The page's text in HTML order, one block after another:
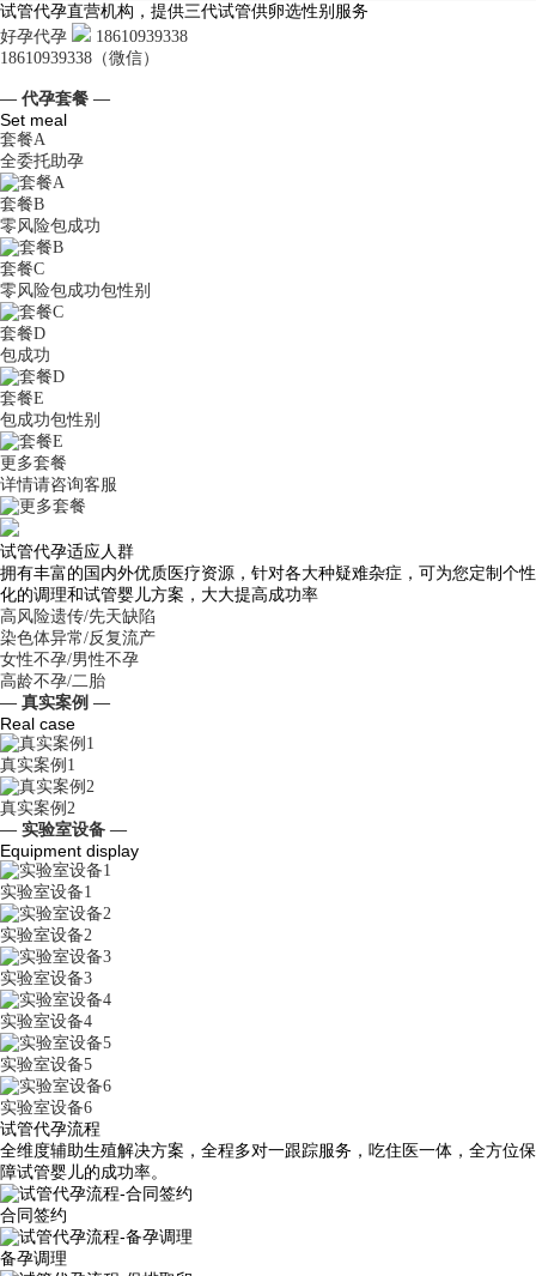
试管代孕直营机构，提供三代试管供卵选性别服务
好孕代孕
18610939338
18610939338（微信）
— 代孕套餐 —
Set meal
套餐A
全委托助孕
套餐B
零风险包成功
套餐C
零风险包成功包性别
套餐D
包成功
套餐E
包成功包性别
更多套餐
详情请咨询客服
试管代孕适应人群
拥有丰富的国内外优质医疗资源，针对各大种疑难杂症，可为您定制个性
化的调理和试管婴儿方案，大大提高成功率
高风险遗传/先天缺陷
染色体异常/反复流产
女性不孕/男性不孕
高龄不孕/二胎
— 真实案例 —
Real case
真实案例1
真实案例2
— 实验室设备 —
Equipment display
实验室设备1
实验室设备2
实验室设备3
实验室设备4
实验室设备5
实验室设备6
试管代孕流程
全维度辅助生殖解决方案，全程多对一跟踪服务，吃住医一体，全方位保
障试管婴儿的成功率。
合同签约
备孕调理